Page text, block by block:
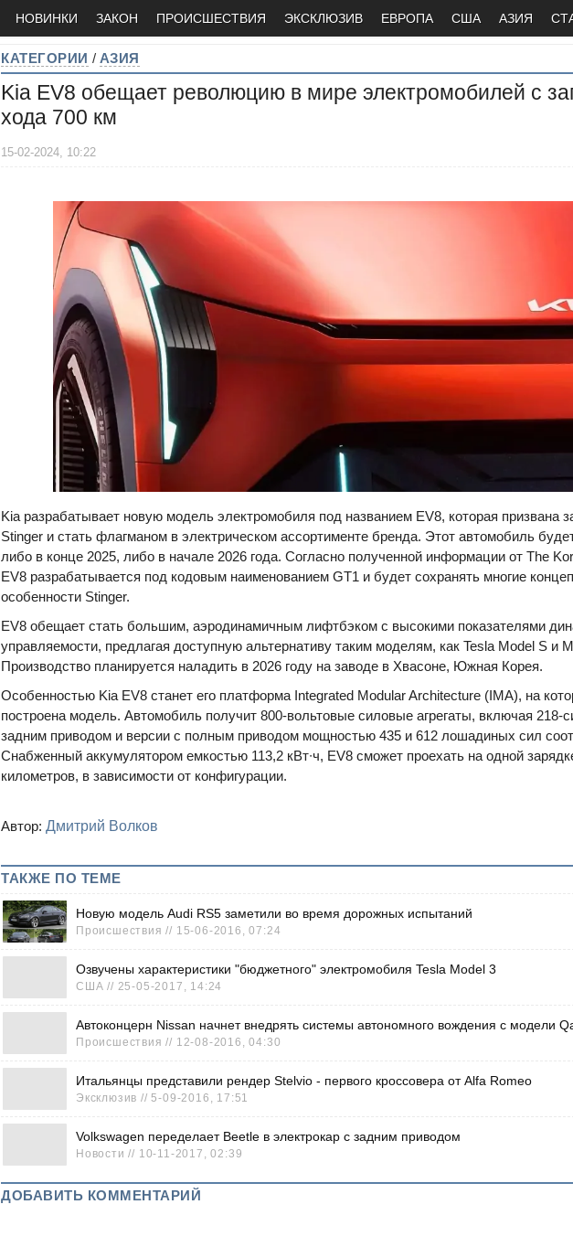
НОВИНКИ ЗАКОН ПРОИСШЕСТВИЯ ЭКСКЛЮЗИВ ЕВРОПА США АЗИЯ
КАТЕГОРИИ / АЗИЯ
Kia EV8 обещает революцию в мире электромобилей с
хода 700 км
15-02-2024, 10:22
Kia разрабатывает новую модель электромобиля под названием EV8, которая призвана
Stinger и стать флагманом в электрическом ассортименте бренда. Этот автомобиль
либо в конце 2025, либо в начале 2026 года. Согласно полученной информации от The
EV8 разрабатывается под кодовым наименованием GT1 и будет сохранять многие
особенности Stinger.
EV8 обещает стать большим, аэродинамичным лифтбэком с высокими показателями
управляемости, предлагая доступную альтернативу таким моделям, как Tesla Model S и
Производство планируется наладить в 2026 году на заводе в Хвасоне, Южная Корея.
Особенностью Kia EV8 станет его платформа Integrated Modular Architecture (IMA), на
построена модель. Автомобиль получит 800-вольтовые силовые агрегаты, включая 218-
задним приводом и версии с полным приводом мощностью 435 и 612 лошадиных сил
Снабженный аккумулятором емкостью 113,2 кВт∙ч, EV8 сможет проехать на одной
километров, в зависимости от конфигурации.
Автор: Дмитрий Волков
ТАКЖЕ ПО ТЕМЕ
Новую модель Audi RS5 заметили во время дорожных испытаний
Происшествия // 15-06-2016, 07:24
Озвучены характеристики "бюджетного" электромобиля Tesla Model 3
США // 25-05-2017, 14:24
Автоконцерн Nissan начнет внедрять системы автономного вождения с модели
Происшествия // 12-08-2016, 04:30
Итальянцы представили рендер Stelvio - первого кроссовера от Alfa Romeo
Эксклюзив // 5-09-2016, 17:51
Volkswagen переделает Beetle в электрокар с задним приводом
Новости // 10-11-2017, 02:39
ДОБАВИТЬ КОММЕНТАРИЙ